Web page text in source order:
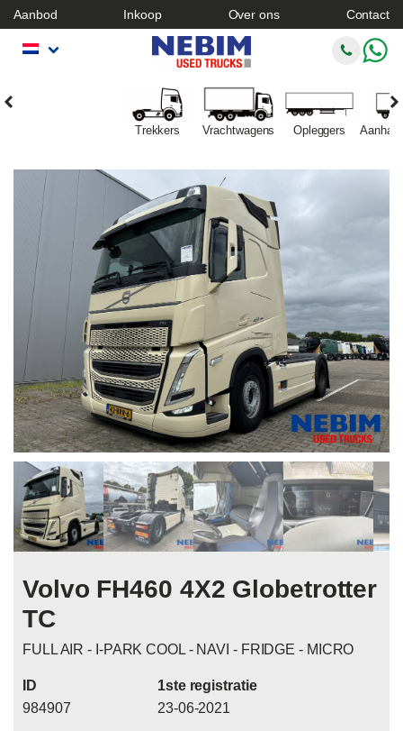
Aanbod Inkoop Over ons Contact
Trekkers Vrachtwagens Opleggers
Volvo FH460 4X2 Globetrotter
TC
FULL AIR - I-PARK COOL - NAVI - FRIDGE - MICRO
ID
984907
1ste registratie
23-06-2021